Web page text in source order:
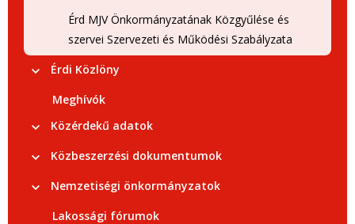
Érd MJV Önkormányzatának Közgyűlése és
szervei Szervezeti és Működési Szabályzata
Érdi Közlöny
Meghívók
Közérdekű adatok
Közbeszerzési dokumentumok
Nemzetiségi önkormányzatok
Lakossági fórumok